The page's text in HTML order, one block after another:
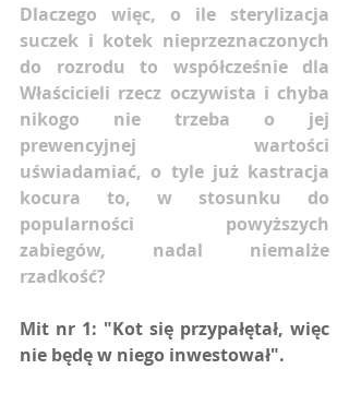
Dlaczego więc, o ile sterylizacja
suczek i kotek nieprzeznaczonych
do rozrodu to współcześnie dla
Właścicieli rzecz oczywista i chyba
nikogo nie trzeba o jej
prewencyjnej wartości
uświadamiać, o tyle już kastracja
kocura to, w stosunku do
popularności powyższych
zabiegów, nadal niemalże
rzadkość?
Mit nr 1: "Kot się przypałętał, więc
nie będę w niego inwestował".